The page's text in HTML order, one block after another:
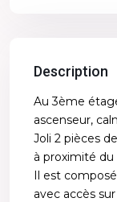
Description
Au 3ème
ascenseur,
Joli 2 pièces
à proximité
Il est
avec accès